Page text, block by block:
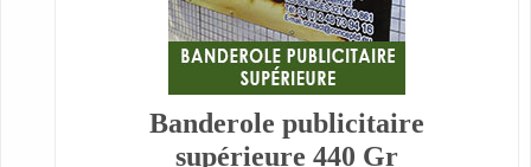
Banderole publicitaire
supérieure 440 Gr